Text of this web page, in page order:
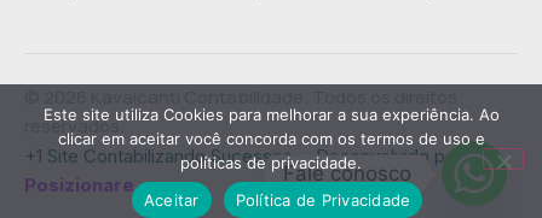
reservados.
+1 Site Contabilizando Sucessos— Desenvolvido por
Posizionare.
Este site utiliza Cookies para melhorar a sua experiência. Ao
clicar em aceitar você concorda com os termos de uso e
políticas de privacidade.
Aceitar
Política de Privacidade
Fale conosco